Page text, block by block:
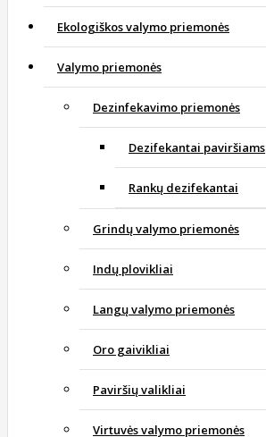
Ekologiškos valymo priemonės
Valymo priemonės
Dezinfekavimo priemonės
Dezifekantai paviršiams
Rankų dezifekantai
Grindų valymo priemonės
Indų plovikliai
Langų valymo priemonės
Oro gaivikliai
Paviršių valikliai
Virtuvės valymo priemonės